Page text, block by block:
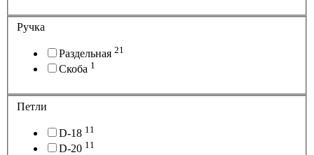
Ручка
Раздельная 21
Скоба 1
Петли
D-18 11
D-20 11